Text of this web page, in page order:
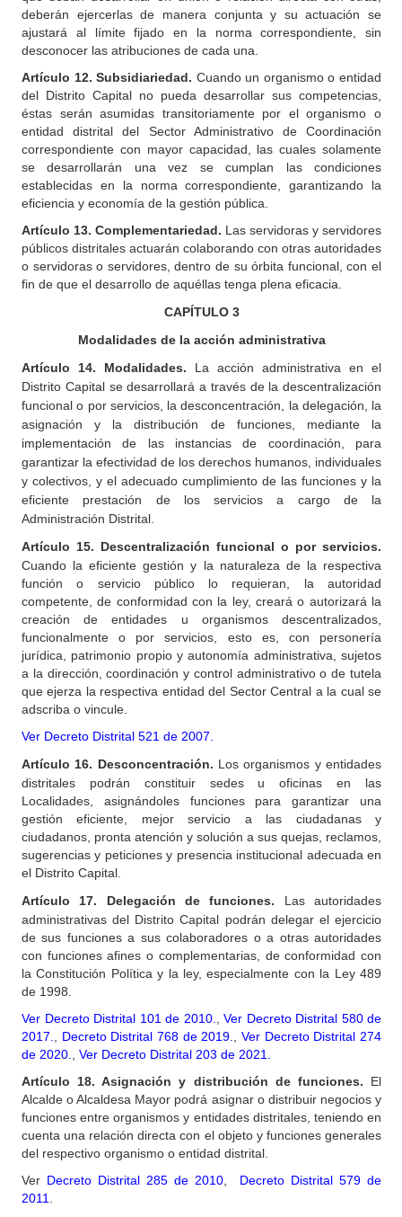
deberán ejercerlas de manera conjunta y su actuación se
ajustará al límite fijado en la norma correspondiente, sin
desconocer las atribuciones de cada una.
Artículo 12. Subsidiariedad. Cuando un organismo o entidad
del Distrito Capital no pueda desarrollar sus competencias,
éstas serán asumidas transitoriamente por el organismo o
entidad distrital del Sector Administrativo de Coordinación
correspondiente con mayor capacidad, las cuales solamente
se desarrollarán una vez se cumplan las condiciones
establecidas en la norma correspondiente, garantizando la
eficiencia y economía de la gestión pública.
Artículo 13. Complementariedad. Las servidoras y servidores
públicos distritales actuarán colaborando con otras autoridades
o servidoras o servidores, dentro de su órbita funcional, con el
fin de que el desarrollo de aquéllas tenga plena eficacia.
CAPÍTULO3
Modalidades de la acción administrativa
Artículo 14. Modalidades. La acción administrativa en el
Distrito Capital se desarrollará a través de la descentralización
funcional o por servicios, la desconcentración, la delegación, la
asignación y la distribución
de funciones, mediante la
implementación de las instancias de coordinación, para
garantizar la efectividad de los derechos humanos, individuales
y colectivos, y el adecuado cumplimiento de las funciones y la
eficiente prestación de los servicios a cargo de la
Administración Distrital.
Artículo 15. Descentralización funcional o por servicios.
Cuando la eficiente gestión y la naturaleza de la respectiva
función o servicio público lo requieran, la autoridad
competente, de conformidad con la ley, creará o autorizará la
creación de entidades u organismos descentralizados,
funcionalmente o por servicios, esto es, con personería
jurídica, patrimonio propio y autonomía administrativa, sujetos
a la dirección, coordinación y control administrativo o de tutela
que ejerza la respectiva entidad del Sector Central a la cual se
adscriba o vincule.
Ver Decreto Distrital 521 de 2007.
Artículo 16. Desconcentración. Los organismos y entidades
distritales podrán constituir sedes u oficinas en las
Localidades, asignándoles funciones para garantizar una
gestión eficiente, mejor servicio a las ciudadanas y
ciudadanos, pronta atención y solución a sus quejas, reclamos,
sugerencias y peticiones y presencia institucional adecuada en
el Distrito Capital.
Artículo
17. Delegación de funciones. Las autoridades
administrativas del Distrito Capital podrán delegar el ejercicio
de sus funciones a sus colaboradores o a otras autoridades
con funciones afines o complementarias, de conformidad con
la Constitución Política y la ley, especialmente con la Ley 489
de 1998.
Ver Decreto Distrital 101 de 2010.
Ver Decreto Distrital 580 de
2017.
Decreto Distrital 768 de 2019. ,Ver Decreto Distrital 274
de 2020.
Ver Decreto Distrital 203 de 2021.
Artículo 18. Asignación y distribución de funciones. El
Alcalde o Alcaldesa Mayor podrá asignar o distribuir negocios y
funciones entre organismos y entidades distritales, teniendo en
cuenta una relación directa con el objeto y funciones generales
del respectivo organismo o entidad distrital.
Ver Decreto Distrital 285 de 2010
Decreto Distrital 579 de
2011